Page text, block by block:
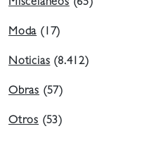
Misceláneos(65)
Moda(17)
Noticias(8.412)
Obras (57)
Otros (53)